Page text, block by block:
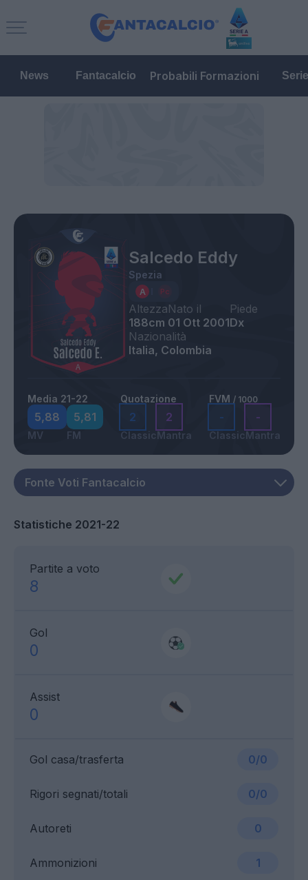
News Fantacalcio Probabili Formazioni
Salcedo Eddy
Spezia
Altezza
188cm
Nato il
01 Ott 2001
Piede
Dx
Nazionalità
Italia, Colombia
Media 21-22
5,88
MV
5,81
FM
Quotazione
2
Classic
2
Mantra
FVM / 1000
-
Classic
-
Mantra
Statistiche 2021-22
Partite a voto
8
Gol
0
Assist
0
Gol casa/trasferta 0/0
Ammonizioni 1
Rigori segnati/totali 0/0
Autoreti 0